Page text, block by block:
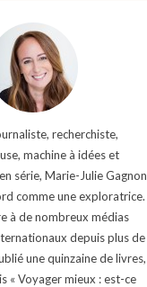
recherchiste,
machine à idées et
série, Marie-Julie Gagnon
comme une exploratrice.
à de nombreux médias
depuis plus de
une quinzaine de livres,
« Voyager mieux : est-ce